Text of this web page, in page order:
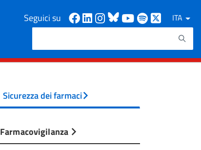
Seguici su Facebook
Linkedin
Instagram
Bluesky
Youtube
Spotify
ITA
Cerca
Sicurezza dei farmaci
Farmacovigilanza